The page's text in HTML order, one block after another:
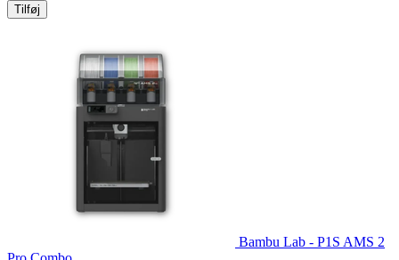
Tilføj
Bambu Lab - P1S AMS 2